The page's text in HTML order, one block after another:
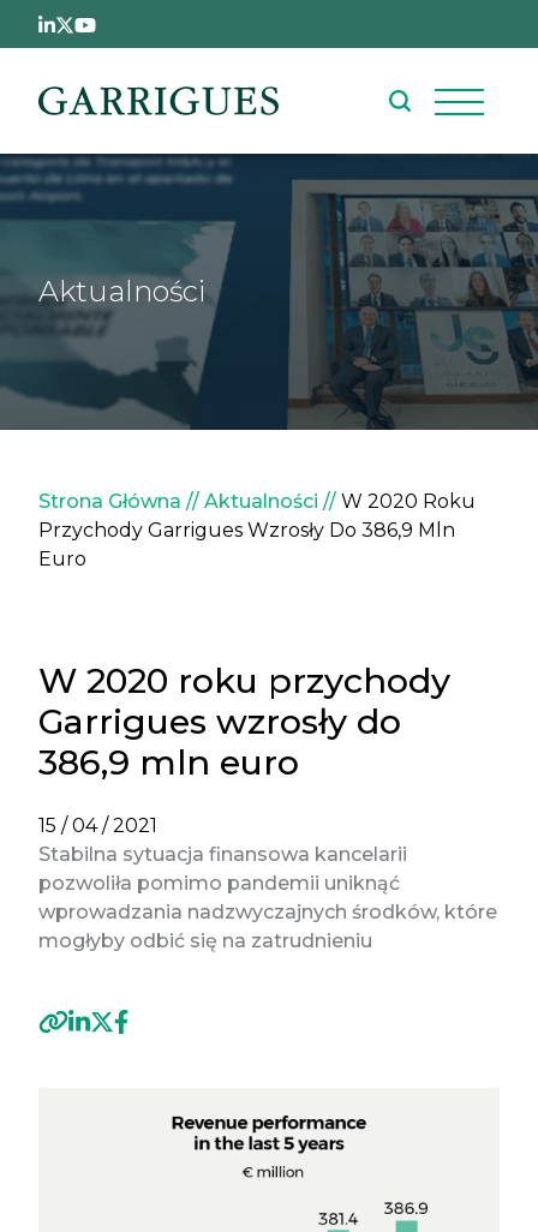
Przejdź do treści
Aktualności
Ścieżka nawigacyjna
Strona Główna Aktualności
W 2020 Roku
Przychody Garrigues Wzrosły Do 386,9 Mln
Euro
W 2020 roku przychody
Garrigues wzrosły do
386,9 mln euro
15 / 04 / 2021
Stabilna sytuacja finansowa kancelarii
pozwoliła pomimo pandemii uniknąć
wprowadzania nadzwyczajnych środków, które
mogłyby odbić się na zatrudnieniu